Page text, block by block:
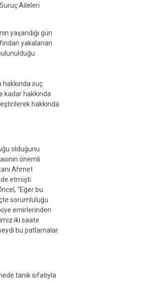
Aileleri
yaşandığı gün
yakalanan
suç
kadar hakkında
hakkında
olduğunu
önemli
Ahmet
etmişti.
“Eğer bu
sorumluluğu
emirlerinden
iki saate
bu patlamalar
tanık sıfatıyla